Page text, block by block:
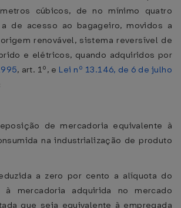
cúbicos, de no mínimo quatro
de acesso ao bagageiro, movidos a
renovável, sistema reversível de
e elétricos, quando adquiridos por
, art. 1º, e Lei nº 13.146, de 6 de julho
de mercadoria equivalente à
na industrialização de produto
a zero por cento a alíquota do
à mercadoria adquirida no mercado
que seja equivalente à empregada